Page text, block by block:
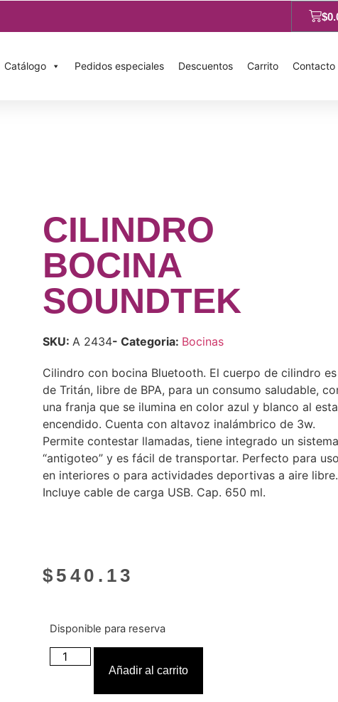
$
Catálogo Pedidos especiales Descuentos Carrito Contacto
CILINDRO
BOCINA
SOUNDTEK
SKU: A 2434- Categoria: Bocinas
Cilindro con bocina Bluetooth. El cuerpo de cilindro es
de Tritán, libre de BPA, para un consumo saludable,
una franja que se ilumina en color azul y blanco al
encendido. Cuenta con altavoz inalámbrico de 3w.
Permite contestar llamadas, tiene integrado un sistema
“antigoteo” y es fácil de transportar. Perfecto para uso
en interiores o para actividades deportivas a aire libre.
Incluye cable de carga USB. Cap. 650 ml.
$ 540.13
Disponible para reserva
Añadir al carrito